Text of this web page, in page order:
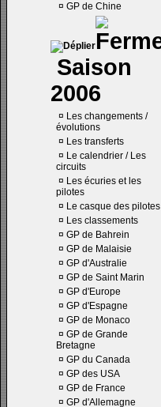
¤ GP de Chine
Saison
2006
¤ Les changements /
évolutions
¤ Les transferts
¤ Le calendrier / Les
circuits
¤ Les écuries et les
pilotes
¤ Le casque des pilotes
¤ Les classements
¤ GP de Bahrein
¤ GP de Malaisie
¤ GP d'Australie
¤ GP de Saint Marin
¤ GP d'Europe
¤ GP d'Espagne
¤ GP de Monaco
¤ GP de Grande
Bretagne
¤ GP du Canada
¤ GP des USA
¤ GP de France
¤ GP d'Allemagne